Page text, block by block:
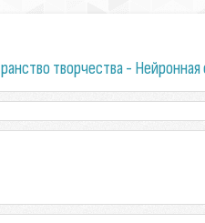
творчества - Нейронная